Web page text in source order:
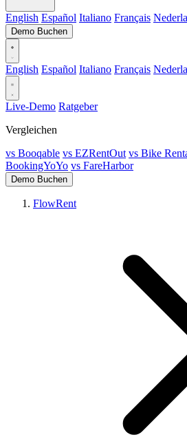
English Español Italiano Français
Demo Buchen
English Español Italiano Français
Live-Demo Ratgeber
Vergleichen
vs Booqable vs EZRentOut vs Bike
BookingYoYo vs FareHarbor
Demo Buchen
FlowRent